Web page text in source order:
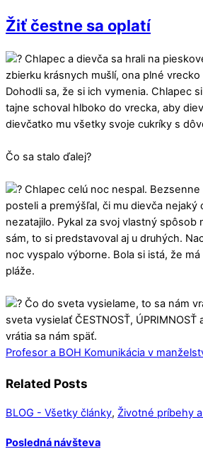
Žiť čestne sa oplatí
Chlapec a dievča sa hrali na
zbierku krásnych mušlí, ona plné
Dohodli sa, že si ich vymenia. Chlapec
tajne schoval hlboko do vrecka, aby
dievčatko mu všetky svoje cukríky s
Čo sa stalo ďalej? ⁠
Chlapec celú noc nespal.
posteli a premýšľal, či mu dievča nejaký
nezatajilo. Pykal za svoj vlastný spôsob
sám, to si predstavoval aj u druhých.
noc vyspalo výborne. Bola si istá, že
pláže.⁠
Čo do sveta vysielame, to sa nám
sveta vysielať ČESTNOSŤ, ÚPRIMNOSŤ
vrátia sa nám späť.⁠
Profesor a BOH Komunikácia v
Related Posts
BLOG - Všetky články, Životné príbehy
Posledná návšteva